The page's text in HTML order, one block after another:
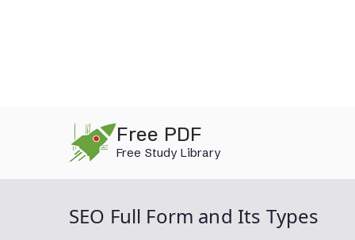
Free PDF
Free Study Library
SEO Full Form and Its Types